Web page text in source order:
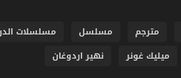
مترجم مسلسل
مسلسلات
ميليك غونر نهير اردوغان